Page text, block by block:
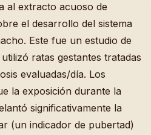
al extracto acuoso de
el desarrollo del sistema
Este fue un estudio de
ratas gestantes tratadas
evaluadas/día. Los
la exposición durante la
significativamente la
(un indicador de pubertad)